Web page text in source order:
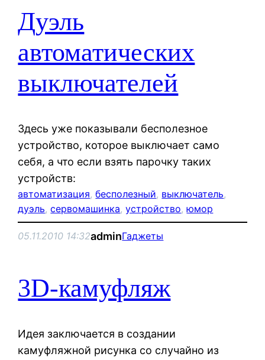
Дуэль
автоматических
выключателей
Здесь уже показывали бесполезное
устройство, которое выключает само
себя, а что если взять парочку таких
устройств:
автоматизация, бесполезный, выключатель
дуэль, сервомашинка, устройство, юмор
05.11.2010 14:32adminГаджеты
3D-камуфляж
Идея заключается в создании
камуфляжной рисунка со случайно из